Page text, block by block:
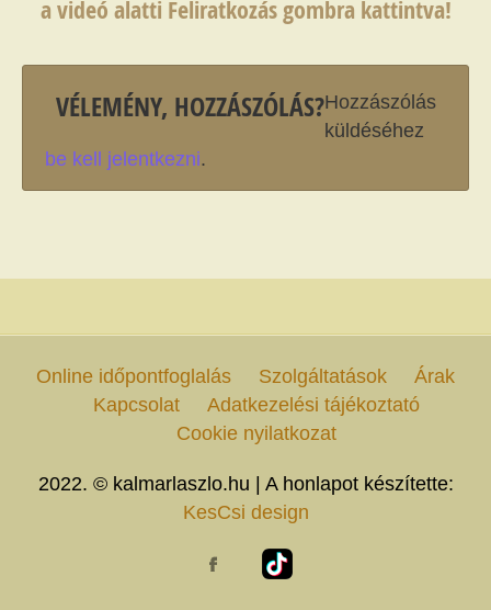
a videó alatti Feliratkozás gombra kattintva!
VÉLEMÉNY, HOZZÁSZÓLÁS?Hozzászólás
küldéséhez
be kell jelentkezni.
Online időpontfoglalás Szolgáltatások
Árak
Kapcsolat
Adatkezelési tájékoztató
Cookie nyilatkozat
2022. © kalmarlaszlo.hu | A honlapot készítette:
KesCsi design